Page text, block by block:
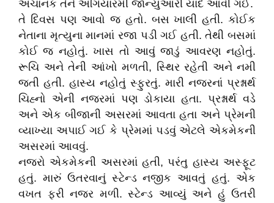
અચાનક તેને અગિયારમી જાન્યુઆરી યાદ આવી ગઈ.
તે દિવસ પણ આવો જ હતો. બસ ખાલી હતી. કોઈક
નેતાના મૃત્યુના માનમાં રજા પડી ગઈ હતી. તેથી બસમાં
કોઈ જ નહોતું. ખાસ તો આવું જાડું આવરણ નહોતું.
રૂચિ અને તેની આંખો મળતી, સ્થિર રહેતી અને નમી
જતી હતી. હાસ્ય નહોતું સ્ફુરતું. મારી નજરનાં પ્રશ્નાર્થ
ચિહ્નો એની નજરમાં પણ ડોકાયા હતા. પ્રશ્નાર્થ વડે
અને એક બીજાની અસરમાં આવતા હતા અને પ્રેમની
વ્યાખ્યા અપાઈ ગઈ કે પ્રેમમાં પડવું એટલે એકમેકની
અસરમાં આવવું.
નજરો એકમેકની અસરમાં હતી, પરંતુ હાસ્ય અસ્ફૂટ
હતું. મારું ઉતરવાનું સ્ટેન્ડ નજીક આવતું હતું. એક
વખત ફરી નજર મળી. સ્ટેન્ડ આવ્યું અને હું ઉતરી